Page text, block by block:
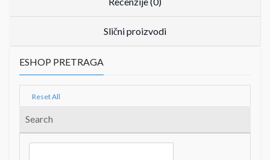
Slični proizvodi
ESHOP PRETRAGA
Reset All
Search